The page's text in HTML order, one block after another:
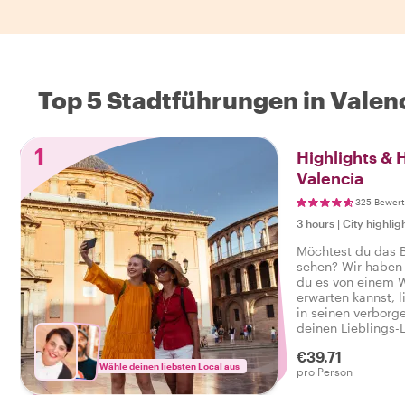
Top 5 Stadtführungen in
1
Wähle deinen liebsten Local aus
Highlights &
Valencia
325
3 hours | City
Möchtest du das
sehen? Wir
du es von einem
erwarten kannst,
in seinen
deinen Lieblings-
alles zu bieten
Ich habe das
€39.71
pro Person